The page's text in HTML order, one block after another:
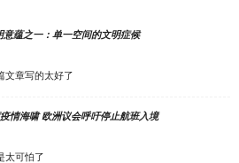
意蕴之一：单一空间的文明症候
文章写的太好了
情海啸 欧洲议会呼吁停止航班入境
太可怕了